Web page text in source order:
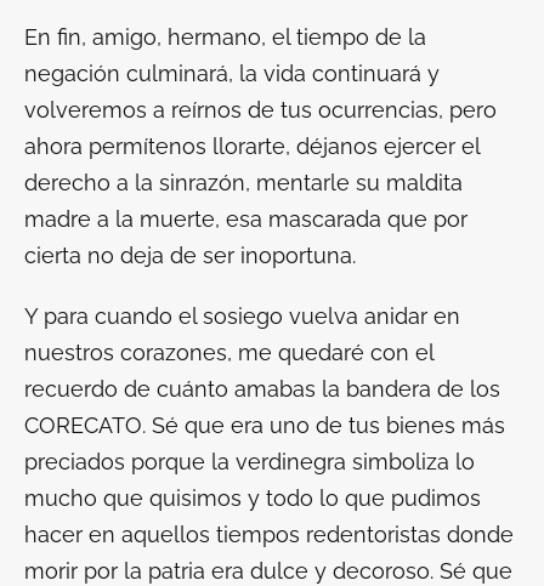
En fin, amigo, hermano, el tiempo de la
negación culminará, la vida continuará y
volveremos a reírnos de tus ocurrencias, pero
ahora permítenos llorarte, déjanos ejercer el
derecho a la sinrazón, mentarle su maldita
madre a la muerte, esa mascarada que por
cierta no deja de ser inoportuna.
Y para cuando el sosiego vuelva anidar en
nuestros corazones, me quedaré con el
recuerdo de cuánto amabas la bandera de los
CORECATO. Sé que era uno de tus bienes más
preciados porque la verdinegra simboliza lo
mucho que quisimos y todo lo que pudimos
hacer en aquellos tiempos redentoristas donde
morir por la patria era dulce y decoroso. Sé que